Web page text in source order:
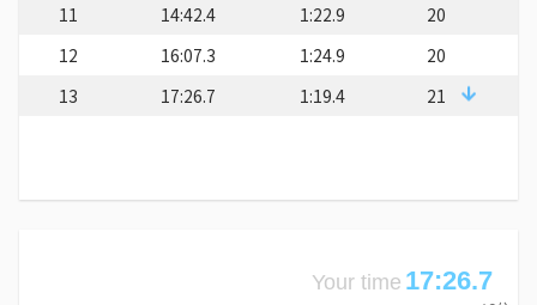
11
14:42.4 1:22.9
20
12
16:07.3 1:24.9
20
13
17:26.7 1:19.4 21
Your time 17:26.7